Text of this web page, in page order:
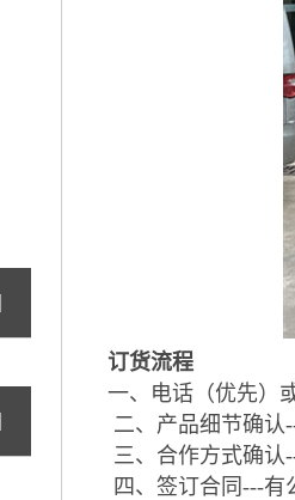
订货流程
一、电话（优先）
二、产品细节确认
三、合作方式确认
四、签订合同---有